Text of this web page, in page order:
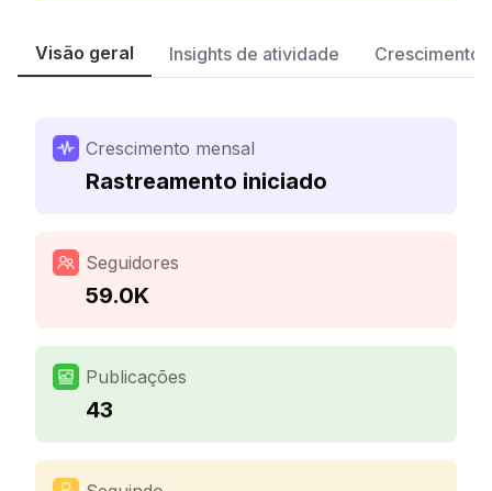
Visão geral Insights de atividade Crescimento
Crescimento mensal
Rastreamento iniciado
Seguidores
59.0K
Publicações
43